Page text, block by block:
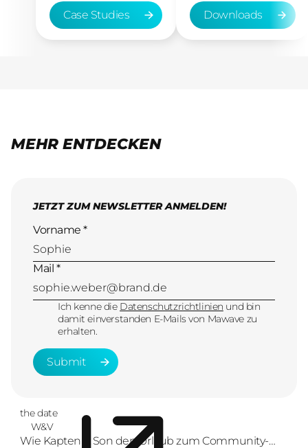
Case Studies
Case Studies
Downloads
Downloads
MEHR ENTDECKEN
the date
W&V
Wie Kapten & Son den Urlaub zum Community-
JETZT ZUM NEWSLETTER ANMELDEN!
Vorname *
Mail *
Ich kenne die Datenschutzrichtlinien und bin
damit einverstanden E-Mails von Mawave zu
erhalten.
Submit